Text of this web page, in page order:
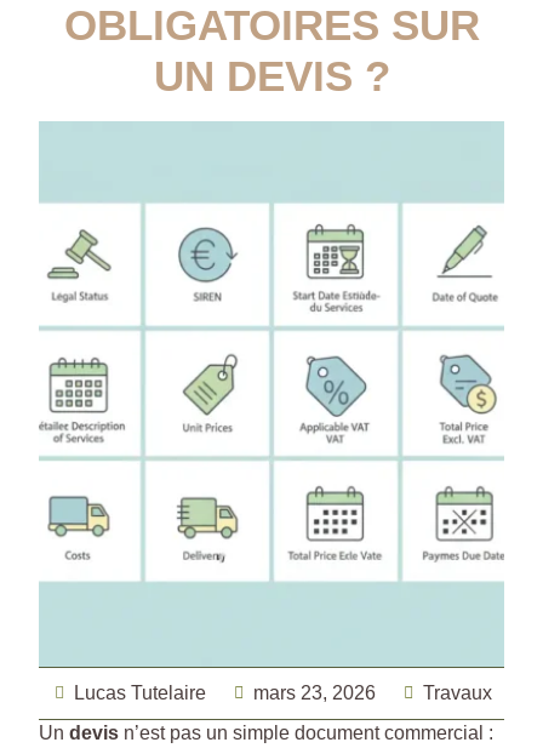
OBLIGATOIRES SUR
UN DEVIS ?
Lucas Tutelaire mars 23, 2026
Travaux
Un devis n’est pas un simple document commercial :